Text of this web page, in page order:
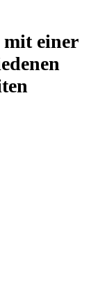
mit einer